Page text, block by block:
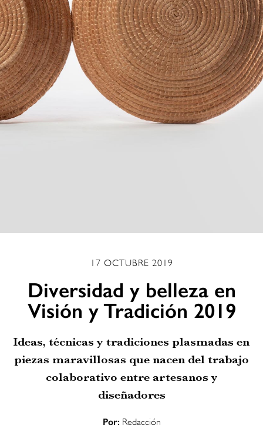
17 OCTUBRE 2019
Diversidad y belleza en
Visión y Tradición 2019
Ideas, técnicas y tradiciones plasmadas en
piezas maravillosas que nacen del trabajo
colaborativo entre artesanos y
diseñadores
Por: Redacción